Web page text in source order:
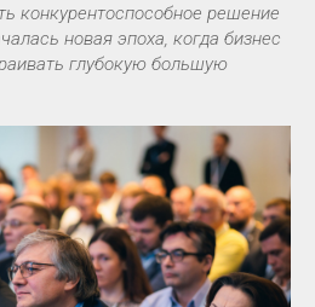
конкурентоспособное решение
новая эпоха, когда бизнес
глубокую большую